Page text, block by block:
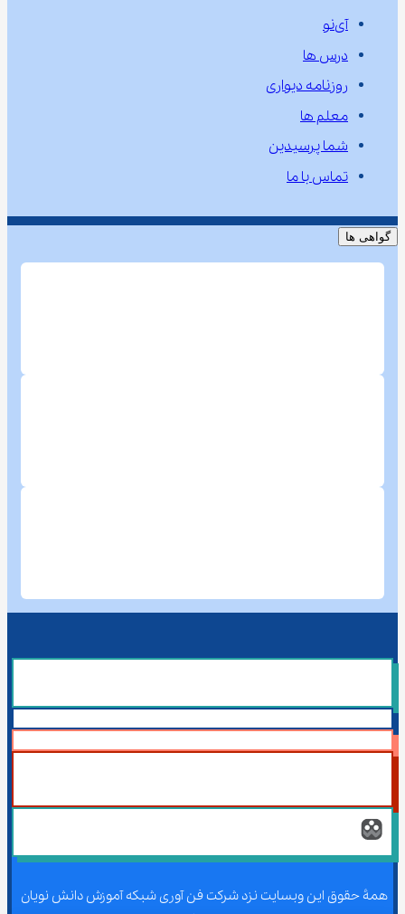
آی‌نو
درس ها
روزنامه دیواری
معلم ها
شما پرسیدین
تماس با ما
گواهی ها
همۀ حقوق این وبسایت نزد شرکت فن آوری شبکه آموزش دانش نویان